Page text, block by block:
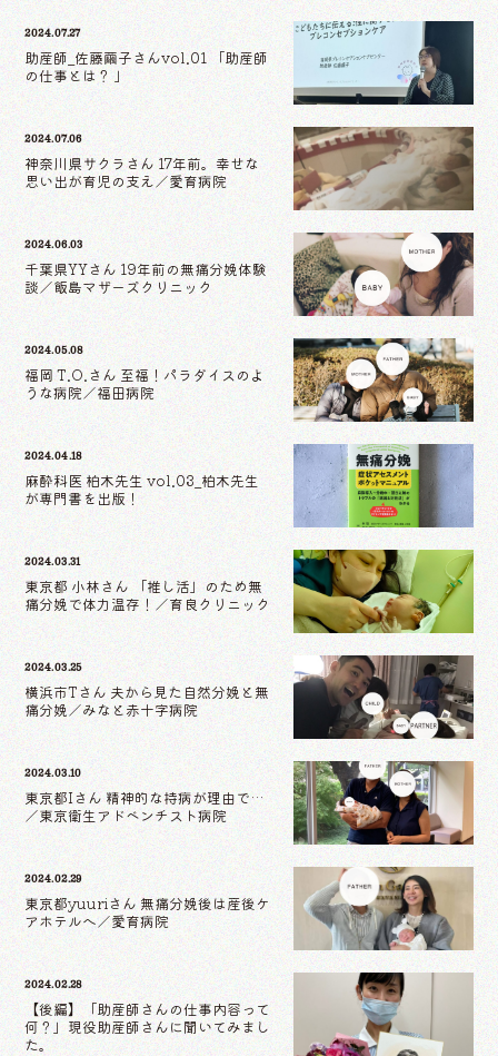
2024.07.27
助産師_佐藤繭子さんvol.01 「助産師
の仕事とは？ 」
2024.07.06
神奈川県サクラさん 17年前。幸せな
思い出が育児の支え／愛育病院
2024.06.03
千葉県YYさん 19年前の無痛分娩体験
談／飯島マザーズクリニック
2024.05.08
福岡 T.O.さん 至福！パラダイスのよ
うな病院／福田病院
2024.04.18
麻酔科医 柏木先生 vol.03_柏木先生
が専門書を出版！
2024.03.31
東京都 小林さん 「推し活」のため無
痛分娩で体力温存！／育良クリニック
2024.03.25
横浜市Tさん 夫から見た自然分娩と無
痛分娩／みなと赤十字病院
2024.03.10
東京都Iさん 精神的な持病が理由で…
／東京衛生アドベンチスト病院
2024.02.29
東京都yuuriさん 無痛分娩後は産後ケ
アホテルへ／愛育病院
2024.02.28
【後編】「助産師さんの仕事内容って
何？」現役助産師さんに聞いてみまし
た。